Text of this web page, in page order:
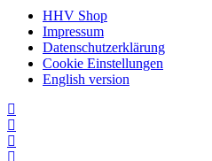
HHV Shop
Impressum
Datenschutzerklärung
Cookie Einstellungen
English version